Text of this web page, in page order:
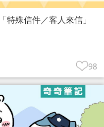
特殊信件／客人來信」
98